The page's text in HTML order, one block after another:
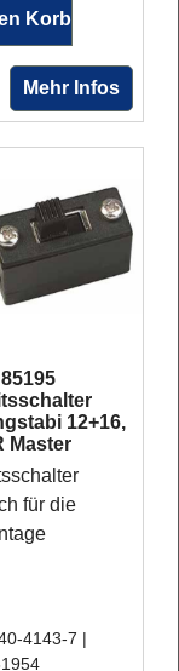
Korb
Mehr Infos
12+16,
Master
für die
4143-7